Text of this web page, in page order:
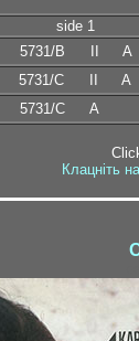
side 1
5731/B A
5731/C A
5731/C A
Клацніть